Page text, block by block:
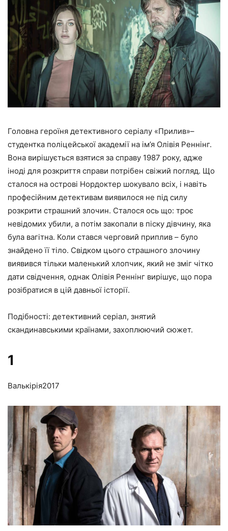
Головна героїня детективного серіалу «Прилив»–
студентка поліцейської академії на ім’я Олівія Реннінг.
Вона вирішується взятися за справу 1987 року, адже
іноді для розкриття справи потрібен свіжий погляд. Що
сталося на острові Нордоктер шокувало всіх, і навіть
професійним детективам виявилося не під силу
розкрити страшний злочин. Сталося ось що: троє
невідомих убили, а потім закопали в піску дівчину, яка
була вагітна. Коли стався черговий приплив – було
знайдено її тіло. Свідком цього страшного злочину
виявився тільки маленький хлопчик, який не зміг чітко
дати свідчення, однак Олівія Реннінг вирішує, що пора
розібратися в цій давньої історії.
Подібності: детективний серіал, знятий
скандинавськими країнами, захоплюючий сюжет.
1
Валькірія2017